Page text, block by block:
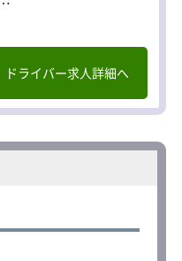
店舗配送＞
ーの店舗配送をお
・茨城・栃木、1日の
ほどです。
＞
ドライバー求人詳細へ